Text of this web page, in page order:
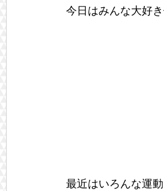
今日はみんな大好
最近はいろんな運